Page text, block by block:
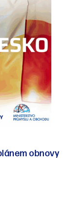
obnovy